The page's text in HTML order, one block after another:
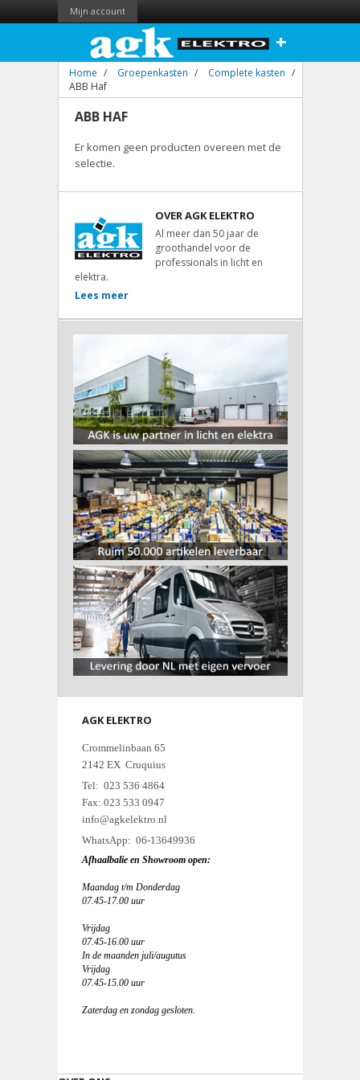
Mijn account
+
Home / Groepenkasten / Complete kasten /
ABB Haf
ABB HAF
Er komen geen producten overeen met de
selectie.
OVER AGK ELEKTRO
Al meer dan 50 jaar de
groothandel voor de
professionals in licht en
elektra.
Lees meer
AGK ELEKTRO
Crommelinbaan 65
2142 EX Cruquius
Tel: 023 536 4864
Fax: 023 533 0947
info@agkelektro.nl
WhatsApp: 06-13649936
Afhaalbalie en Showroom open:
Maandag t/m Donderdag
07.45-17.00 uur
Vrijdag
07.45-16.00 uur
In de maanden juli/augutus
Vrijdag
07.45-15.00 uur
Zaterdag en zondag gesloten.